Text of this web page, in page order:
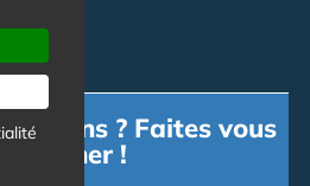
? Faites vous
!